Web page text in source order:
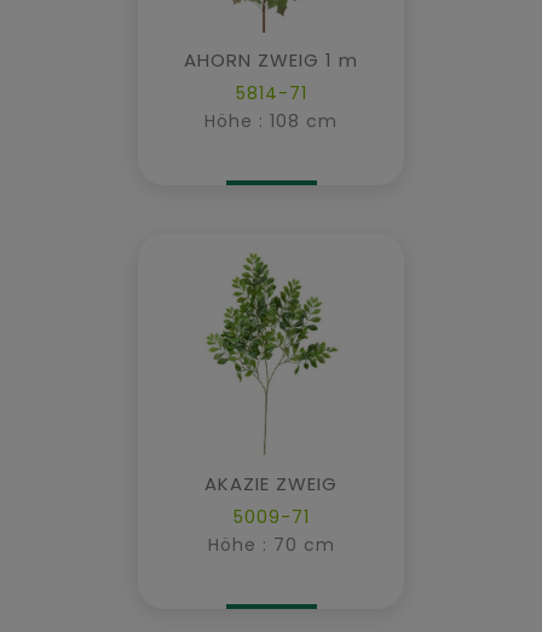
AHORN ZWEIG 1 m
5814-71
Höhe : 108 cm
AKAZIE ZWEIG
5009-71
Höhe : 70 cm